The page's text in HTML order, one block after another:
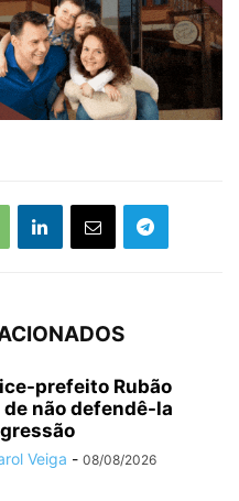
prefeito Rubão
não defendê-la
Veiga - 08/08/2026